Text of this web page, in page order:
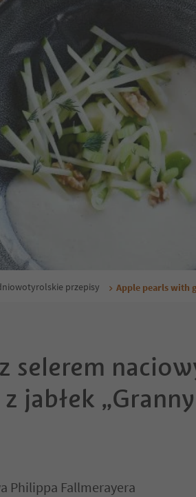
przepisy Apple pearls with
selerem
jabłek
Philippa Fallmerayera